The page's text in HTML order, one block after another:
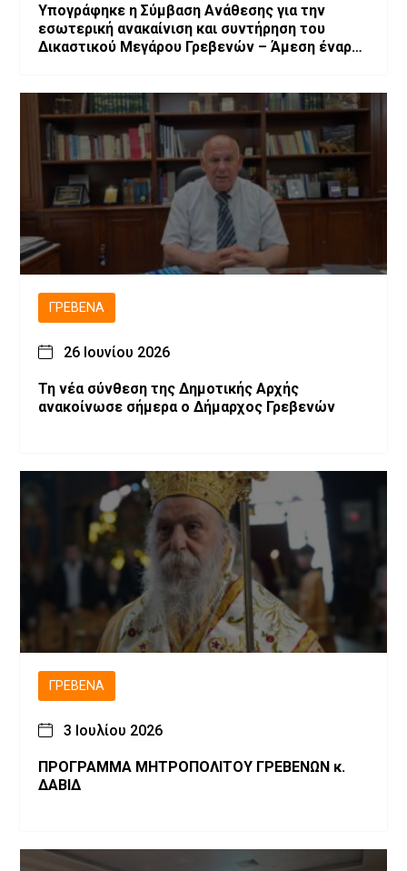
Υπογράφηκε η Σύμβαση Ανάθεσης για την
εσωτερική ανακαίνιση και συντήρηση του
Δικαστικού Μεγάρου Γρεβενών – Άμεση έναρξη
ΓΡΕΒΕΝΆ
26 Ιουνίου 2026
Τη νέα σύνθεση της Δημοτικής Αρχής
ανακοίνωσε σήμερα ο Δήμαρχος Γρεβενών
ΓΡΕΒΕΝΆ
3 Ιουλίου 2026
ΠΡΟΓΡΑΜΜΑ ΜΗΤΡΟΠΟΛΙΤΟΥ ΓΡΕΒΕΝΩΝ κ.
ΔΑΒΙΔ